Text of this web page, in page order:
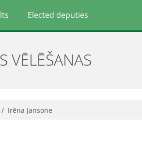
Elected deputies
VĒLĒŠANAS
Irēna Jansone